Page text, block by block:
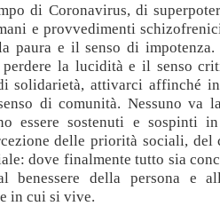
di Coronavirus, di
e provvedimenti
paura e il senso di impotenza.
perdere la lucidità e il senso
solidarietà, attivarci affinché
di comunità. Nessuno va
essere sostenuti e sospinti
delle priorità sociali, del
dove finalmente tutto sia
benessere della persona e
in cui si vive.